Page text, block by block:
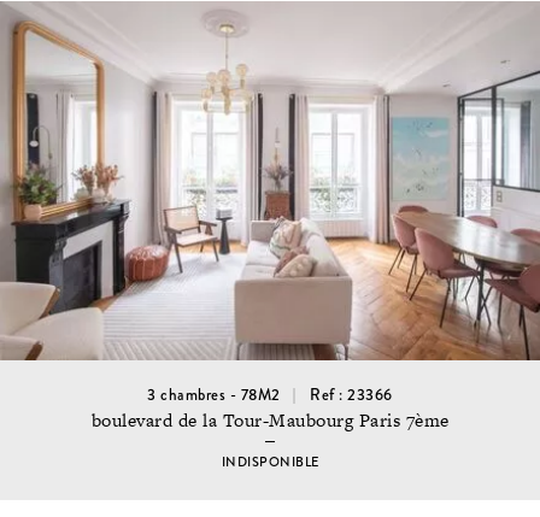
3 chambres - 78M2 Ref : 23366
boulevard de la Tour-Maubourg Paris 7ème
INDISPONIBLE